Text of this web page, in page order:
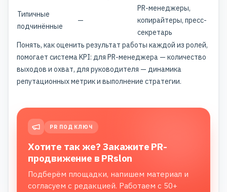
Типичные
подчинённые
—
PR-менеджеры,
копирайтеры, пресс-
секретарь
Понять, как оценить результат работы каждой из ролей,
помогает система KPI: для PR-менеджера — количество
выходов и охват, для руководителя — динамика
репутационных метрик и выполнение стратегии.
PR ПОД КЛЮЧ
Хотите так же? Закажите PR-
продвижение в PRslon
Подберём площадки, напишем материал и
согласуем с редакцией. Работаем с 50+